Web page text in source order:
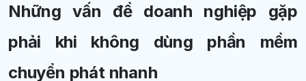
Những vấn đề doanh nghiệp gặp
phải khi không dùng phần mềm
chuyển phát nhanh